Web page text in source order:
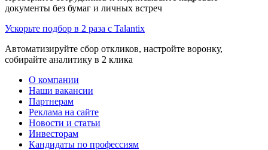
документы без бумаг и личных встреч
Ускорьте подбор в 2 раза с Talantix
Автоматизируйте сбор откликов, настройте воронку,
собирайте аналитику в 2 клика
О компании
Наши вакансии
Партнерам
Реклама на сайте
Новости и статьи
Инвесторам
Кандидаты по профессиям